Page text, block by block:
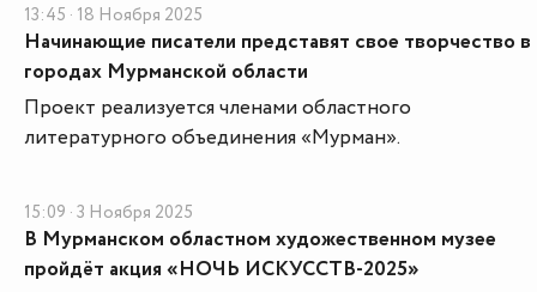
13:45 · 18 Ноября 2025
Начинающие писатели представят свое творчество в
городах Мурманской области
Проект реализуется членами областного
литературного объединения «Мурман».
15:09 · 3 Ноября 2025
В Мурманском областном художественном музее
пройдёт акция «НОЧЬ ИСКУССТВ-2025»